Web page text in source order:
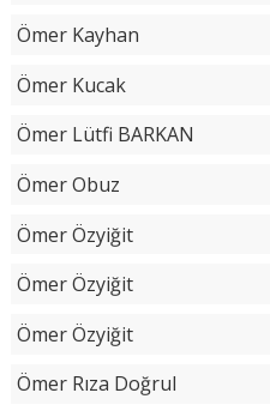
Ömer Kayhan
Ömer Kucak
Ömer Lütfi BARKAN
Ömer Obuz
Ömer Özyiğit
Ömer Özyiğit
Ömer Özyiğit
Ömer Rıza Doğrul